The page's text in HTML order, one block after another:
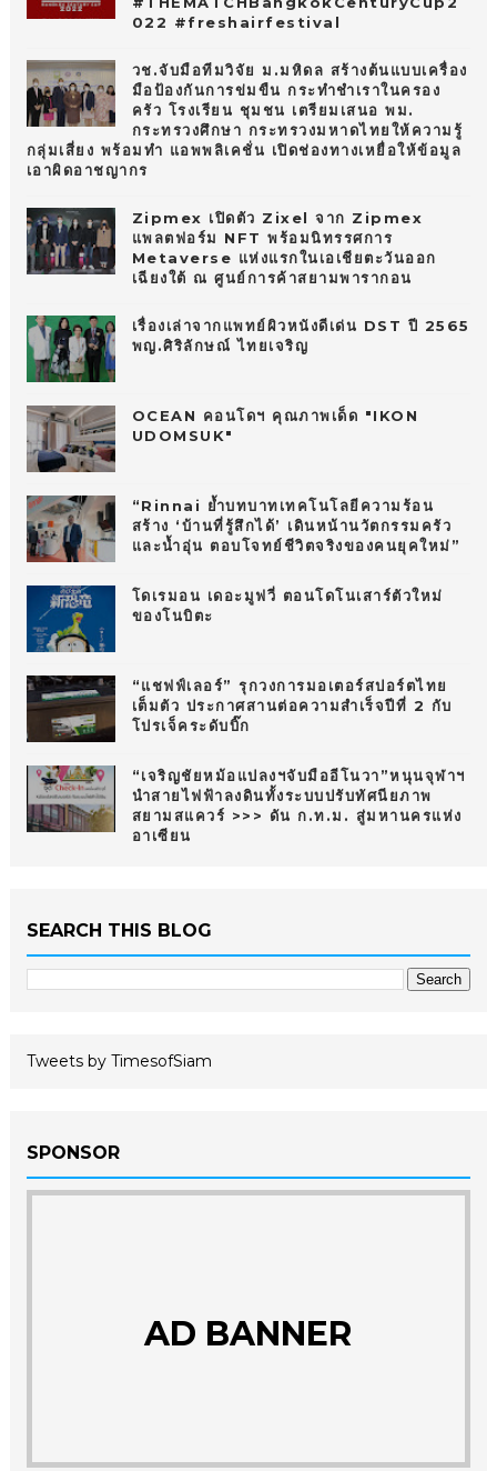
022 #freshairfestival
วช.จับมือทีมวิจัย ม.มหิดล สร้างต้นแบบเครื่อง
มือป้องกันการข่มขืน กระทำชำเราในครอง
ครัว โรงเรียน ชุมชน เตรียมเสนอ พม.
กระทรวงศึกษา กระทรวงมหาดไทยให้ความรู้
กลุ่มเสี่ยง พร้อมทำ แอพพลิเคชั่น เปิดช่องทางเหยื่อให้ข้อมูล
เอาผิดอาชญากร
Zipmex เปิดตัว Zixel จาก Zipmex
แพลตฟอร์ม NFT พร้อมนิทรรศการ
Metaverse แห่งแรกในเอเชียตะวันออก
เฉียงใต้ ณ ศูนย์การค้าสยามพารากอน
เรื่องเล่าจากแพทย์ผิวหนังดีเด่น DST ปี 2565
พญ.ศิริลักษณ์ ไทยเจริญ
OCEAN คอนโดฯ คุณภาพเด็ด "IKON
UDOMSUK"
“Rinnai ย้ำบทบาทเทคโนโลยีความร้อน
สร้าง ‘บ้านที่รู้สึกได้’ เดินหน้านวัตกรรมครัว
และน้ำอุ่น ตอบโจทย์ชีวิตจริงของคนยุคใหม่”
โดเรมอน เดอะมูฟวี่ ตอนโดโนเสาร์ตัวใหม่
ของโนบิตะ
“แชฟฟ์เลอร์” รุกวงการมอเตอร์สปอร์ตไทย
เต็มตัว ประกาศสานต่อความสำเร็จปีที่ 2 กับ
โปรเจ็คระดับบิ๊ก
“เจริญชัยหม้อแปลงฯจับมืออีโนวา”หนุนจุฬาฯ
นำสายไฟฟ้าลงดินทั้งระบบปรับทัศนียภาพ
สยามสแควร์ >>> ดัน ก.ท.ม. สู่มหานครแห่ง
อาเซียน
SEARCH THIS BLOG
Tweets by TimesofSiam
SPONSOR
AD BANNER